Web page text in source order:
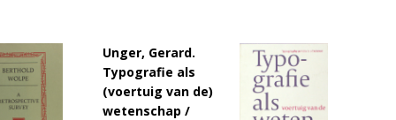
Unger, Gerard.
Typografie als
(voertuig van de)
wetenschap /